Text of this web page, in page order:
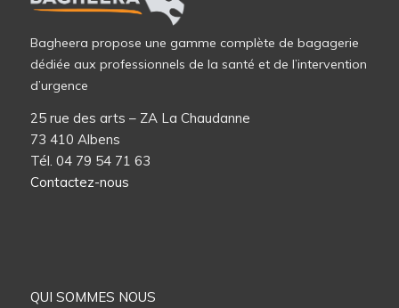
Bagheera propose une gamme complète de bagagerie
dédiée aux professionnels de la santé et de l’intervention
d’urgence
25 rue des arts – ZA La Chaudanne
73 410 Albens
Tél. 04 79 54 71 63
Contactez-nous
QUI SOMMES NOUS